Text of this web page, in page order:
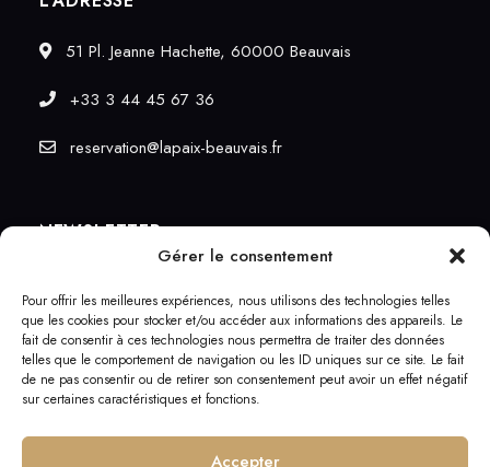
Gérer le consentement
Pour offrir les meilleures expériences, nous utilisons des technologies telles
que les cookies pour stocker et/ou accéder aux informations des appareils. Le
fait de consentir à ces technologies nous permettra de traiter des données
telles que le comportement de navigation ou les ID uniques sur ce site. Le fait
de ne pas consentir ou de retirer son consentement peut avoir un effet négatif
sur certaines caractéristiques et fonctions.
Accepter
51 Pl. Jeanne Hachette, 60000 Beauvais
+33 3 44 45 67 36
reservation@lapaix-beauvais.fr
NEWSLETTER